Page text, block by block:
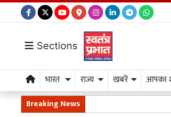
Sections
भारत राज्य खबरें आपका
Breaking News